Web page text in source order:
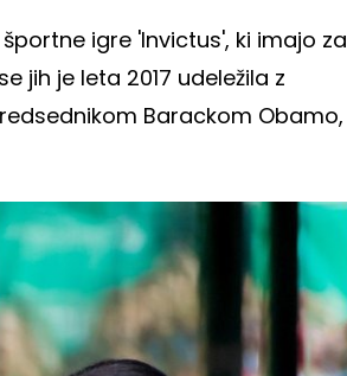
igre 'Invictus', ki imajo za
jih je leta 2017 udeležila z
Barackom Obamo,